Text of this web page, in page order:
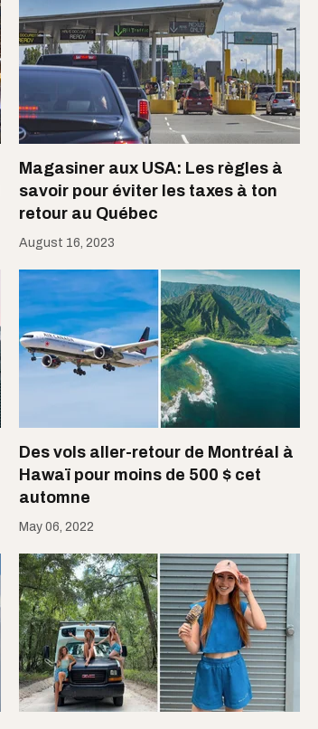
Magasiner aux USA: Les règles à
savoir pour éviter les taxes à ton
retour au Québec
August 16, 2023
Des vols aller-retour de Montréal à
Hawaï pour moins de 500 $ cet
automne
May 06, 2022